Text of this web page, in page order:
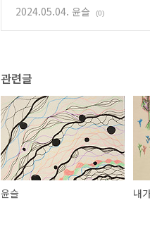
2024.05.04. 윤슬 (0)
관련글
윤슬